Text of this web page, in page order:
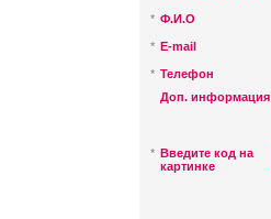
* Ф.И.О
* E-mail
* Телефон
Доп. информация
* Введите код на
картинке